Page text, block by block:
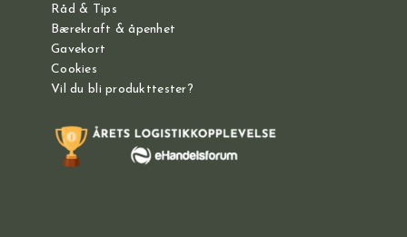
Råd & Tips
Bærekraft & åpenhet
Gavekort
Cookies
Vil du bli produkttester?